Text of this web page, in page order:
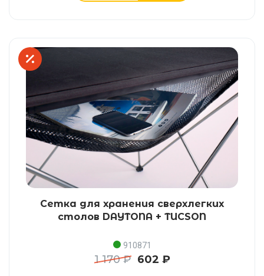
Сетка для хранения сверхлегких
столов DAYTONA + TUCSON
910871
1 170 ₽ 602 ₽